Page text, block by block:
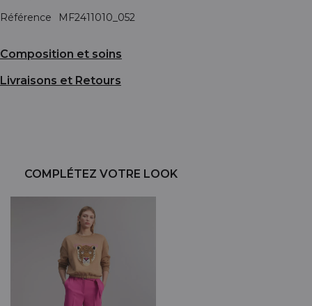
Référence
MF2411010_052
Composition et soins
Livraisons et Retours
COMPLÉTEZ VOTRE LOOK